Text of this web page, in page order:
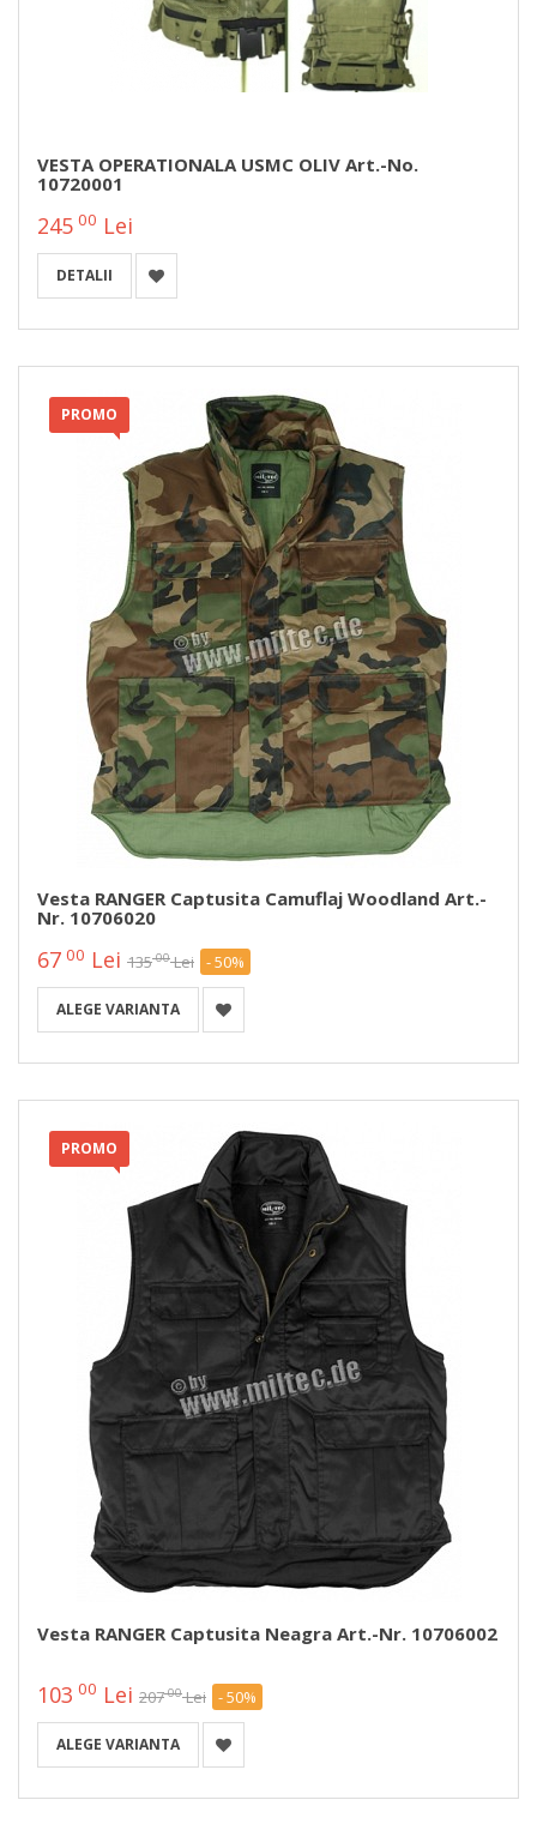
VESTA OPERATIONALA USMC OLIV Art.-No.
10720001
245 00 Lei
DETALII
PROMO
Vesta RANGER Captusita Camuflaj Woodland Art.-
Nr. 10706020
67 00 Lei 13500 Lei - 50%
ALEGE VARIANTA
PROMO
Vesta RANGER Captusita Neagra Art.-Nr. 10706002
103 00 Lei 20700 Lei - 50%
ALEGE VARIANTA